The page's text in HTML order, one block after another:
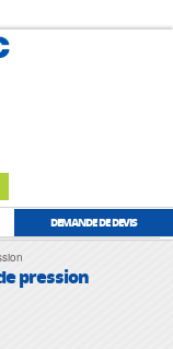
DEMANDE DE DEVIS
pression